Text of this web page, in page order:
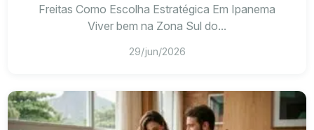
Freitas Como Escolha Estratégica Em Ipanema
Viver bem na Zona Sul do...
29/jun/2026